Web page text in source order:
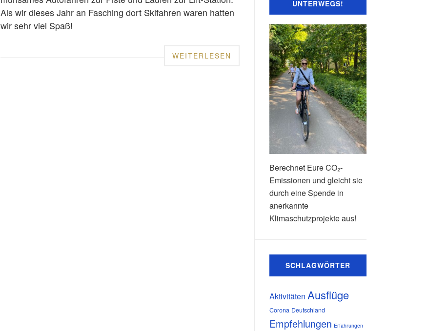
Als wir dieses Jahr an Fasching dort Skifahren waren hatten
wir sehr viel Spaß!
WEITERLESEN
UNTERWEGS!
Berechnet Eure CO₂-
Emissionen und gleicht sie
durch eine Spende in
anerkannte
Klimaschutzprojekte aus!
SCHLAGWÖRTER
Aktivitäten Ausflüge
Corona Deutschland
Empfehlungen Erfahrungen